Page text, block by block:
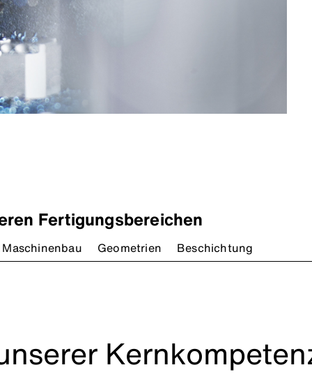
Fertigungsbereichen
Geometrien Beschichtung